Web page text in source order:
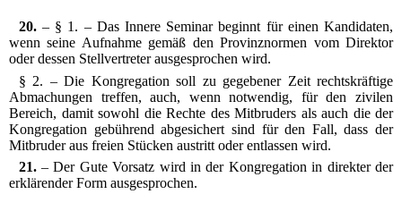
20. – § 1. – Das Innere Seminar beginnt für einen Kandidaten,
wenn seine Aufnahme gemäß den Provinznormen vom Direktor
oder dessen Stellvertreter ausgesprochen wird.
§ 2. – Die Kongregation soll zu gegebener Zeit rechtskräftige
Abmachungen treffen, auch, wenn notwendig, für den zivilen
Bereich, damit sowohl die Rechte des Mitbruders als auch die der
Kongregation gebührend abgesichert sind für den Fall, dass der
Mitbruder aus freien Stücken austritt oder entlassen wird.
21.– Der Gute Vorsatz wird in der Kongregation in direkter der
erklärender Form ausgesprochen.